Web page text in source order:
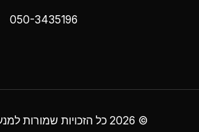
050-3435196
© 2026 כל הזכויות שמורות למנעולן באיתוראן